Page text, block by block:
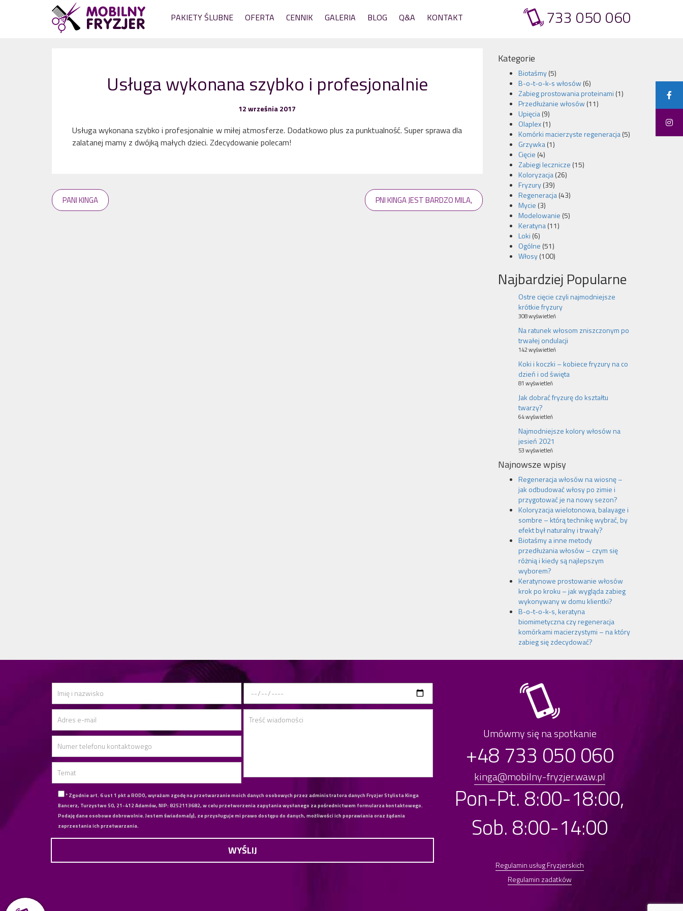
PAKIETY ŚLUBNE OFERTA CENNIK GALERIA BLOG Q&A KONTAKT 733 050 060
Usługa wykonana szybko i profesjonalnie
12 września 2017
Usługa wykonana szybko i profesjonalnie w miłej atmosferze. Dodatkowo plus za punktualność. Super sprawa dla
zalatanej mamy z dwójką małych dzieci. Zdecydowanie polecam!
PANI KINGA PNI KINGA JEST BARDZO MILA,
Kategorie
Biotaśmy(5)
B-o-t-o-k-s włosów (6)
Zabieg prostowania proteinami (1)
Przedłużanie włosów (11)
Upięcia(9)
Olaplex(1)
Komórki macierzyste regeneracja(5)
Grzywka(1)
Cięcie (4)
Zabiegi lecznicze (15)
Koloryzacja(26)
Fryzury(39)
Regeneracja(43)
Mycie (3)
Modelowanie (5)
Keratyna(11)
Loki (6)
Ogólne (51)
Włosy(100)
Najbardziej Popularne
Ostre cięcie czyli najmodniejsze
krótkie fryzury
308 wyświetleń
Na ratunek włosom zniszczonym po
trwałej ondulacji
142 wyświetleń
Koki i koczki – kobiece fryzury na co
dzień i od święta
81 wyświetleń
Jak dobrać fryzurę do kształtu
twarzy?
64 wyświetleń
Najmodniejsze kolory włosów na
jesień 2021
53 wyświetleń
Najnowsze wpisy
Regeneracja włosów na wiosnę –
jak odbudować włosy po zimie i
przygotować je na nowy sezon?
Koloryzacja wielotonowa, balayage i
sombre – którą technikę wybrać, by
efekt był naturalny i trwały?
Biotaśmy a inne metody
przedłużania włosów – czym się
różnią i kiedy są najlepszym
wyborem?
Keratynowe prostowanie włosów
krok po kroku – jak wygląda zabieg
wykonywany w domu klientki?
B-o-t-o-k-s, keratyna
biomimetyczna czy regeneracja
komórkami macierzystymi – na który
zabieg się zdecydować?
* Zgodnie art. 6 ust 1 pkt a RODO, wyrażam zgodę na przetwarzanie moich danych osobowych przez administratora danych Fryzjer Stylista Kinga
Bancerz, Turzystwo 50, 21-412 Adamów, NIP: 8252113682, w celu przetworzenia zapytania wysłanego za pośrednictwem formularza kontaktowego.
Podaję dane osobowe dobrowolnie. Jestem świadoma(y), ze przysługuje mi prawo dostępu do danych, możliwości ich poprawiania oraz żądania
zaprzestania ich przetwarzania.
Umówmy się na spotkanie
+48 733 050 060
kinga@mobilny-fryzjer.waw.pl
Pon-Pt. 8:00-18:00,
Sob. 8:00-14:00
Regulamin usług Fryzjerskich
Regulamin zadatków